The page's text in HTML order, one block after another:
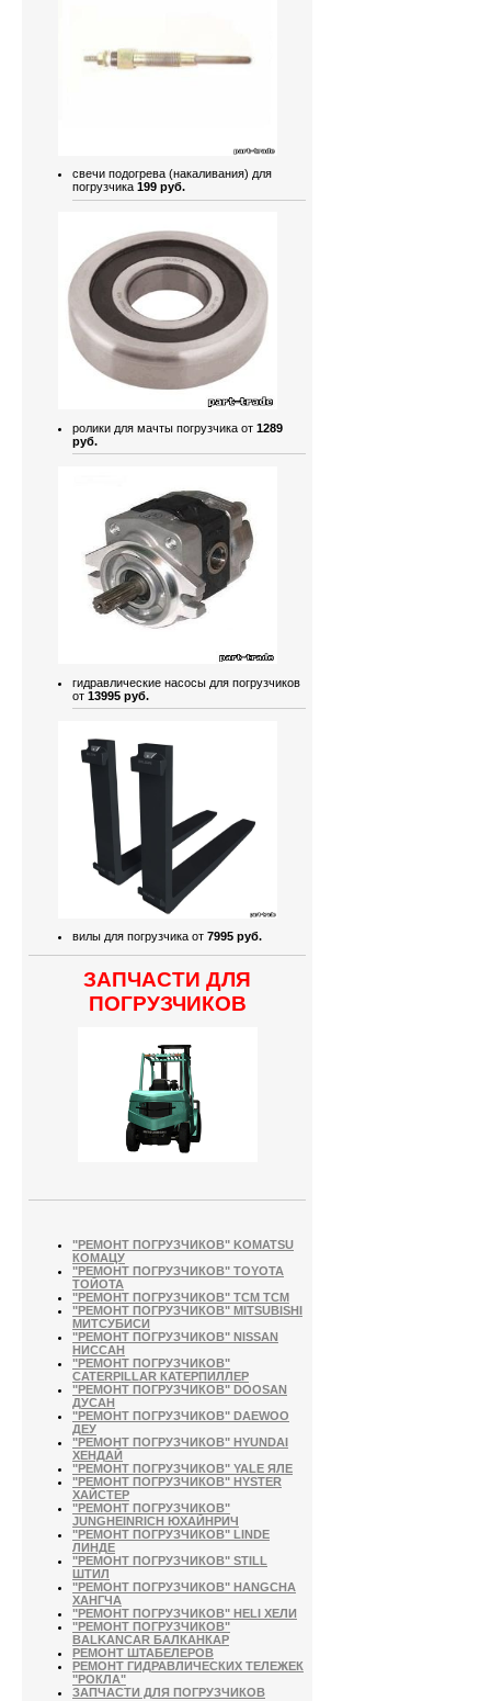
свечи подогрева (накаливания) для
погрузчика 199 руб.
ролики для мачты погрузчика от 1289
руб.
гидравлические насосы для погрузчиков
от 13995 руб.
вилы для погрузчика от 7995 руб.
ЗАПЧАСТИ ДЛЯ
ПОГРУЗЧИКОВ
"РЕМОНТ ПОГРУЗЧИКОВ" KOMATSU
КОМАЦУ
"РЕМОНТ ПОГРУЗЧИКОВ" TOYOTA
ТОЙОТА
"РЕМОНТ ПОГРУЗЧИКОВ" TCM ТСМ
"РЕМОНТ ПОГРУЗЧИКОВ" MITSUBISHI
МИТСУБИСИ
"РЕМОНТ ПОГРУЗЧИКОВ" NISSAN
НИССАН
"РЕМОНТ ПОГРУЗЧИКОВ"
CATERPILLAR КАТЕРПИЛЛЕР
"РЕМОНТ ПОГРУЗЧИКОВ" DOOSAN
ДУСАН
"РЕМОНТ ПОГРУЗЧИКОВ" DAEWOO
ДЕУ
"РЕМОНТ ПОГРУЗЧИКОВ" HYUNDAI
ХЕНДАЙ
"РЕМОНТ ПОГРУЗЧИКОВ" YALE ЯЛЕ
"РЕМОНТ ПОГРУЗЧИКОВ" HYSTER
ХАЙСТЕР
"РЕМОНТ ПОГРУЗЧИКОВ"
JUNGHEINRICH ЮХАЙНРИЧ
"РЕМОНТ ПОГРУЗЧИКОВ" LINDE
ЛИНДЕ
"РЕМОНТ ПОГРУЗЧИКОВ" STILL
ШТИЛ
"РЕМОНТ ПОГРУЗЧИКОВ" HANGCHA
ХАНГЧА
"РЕМОНТ ПОГРУЗЧИКОВ" HELI ХЕЛИ
"РЕМОНТ ПОГРУЗЧИКОВ"
BALKANCAR БАЛКАНКАР
РЕМОНТ ШТАБЕЛЕРОВ
РЕМОНТ ГИДРАВЛИЧЕСКИХ ТЕЛЕЖЕК
"РОКЛА"
ЗАПЧАСТИ ДЛЯ ПОГРУЗЧИКОВ